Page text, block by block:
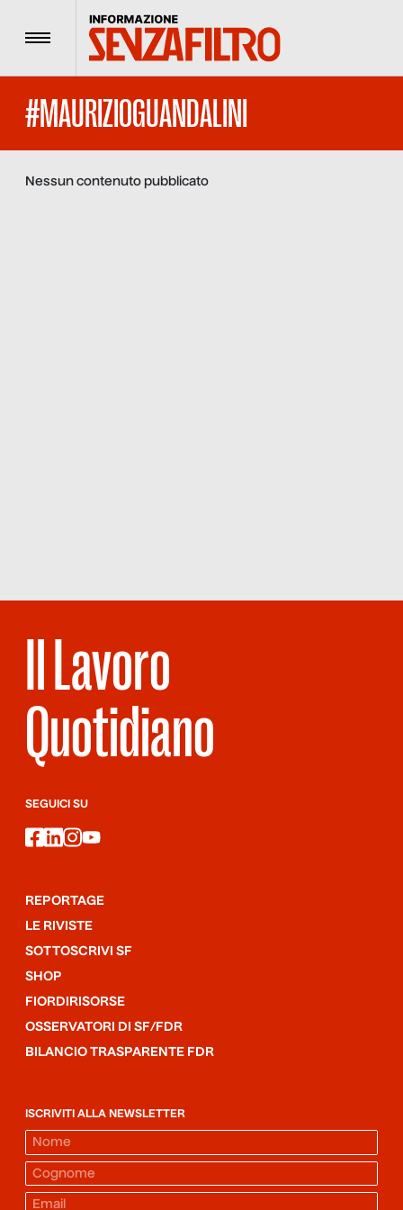
Menu
#MAURIZIOGUANDALINI
Nessun contenuto pubblicato
Il Lavoro
Quotidiano
SEGUICI SU
facebook
linkedin
instagram
youtube
REPORTAGE
LE RIVISTE
SOTTOSCRIVI SF
SHOP
FIORDIRISORSE
OSSERVATORI DI SF/FDR
BILANCIO TRASPARENTE FDR
ISCRIVITI ALLA NEWSLETTER